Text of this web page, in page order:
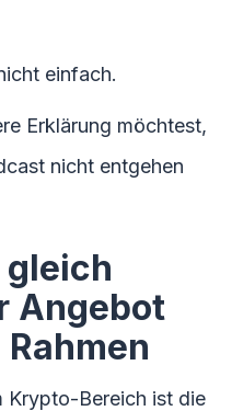
einfach.
Erklärung möchtest,
nicht entgehen
Angebot
Krypto-Bereich ist die